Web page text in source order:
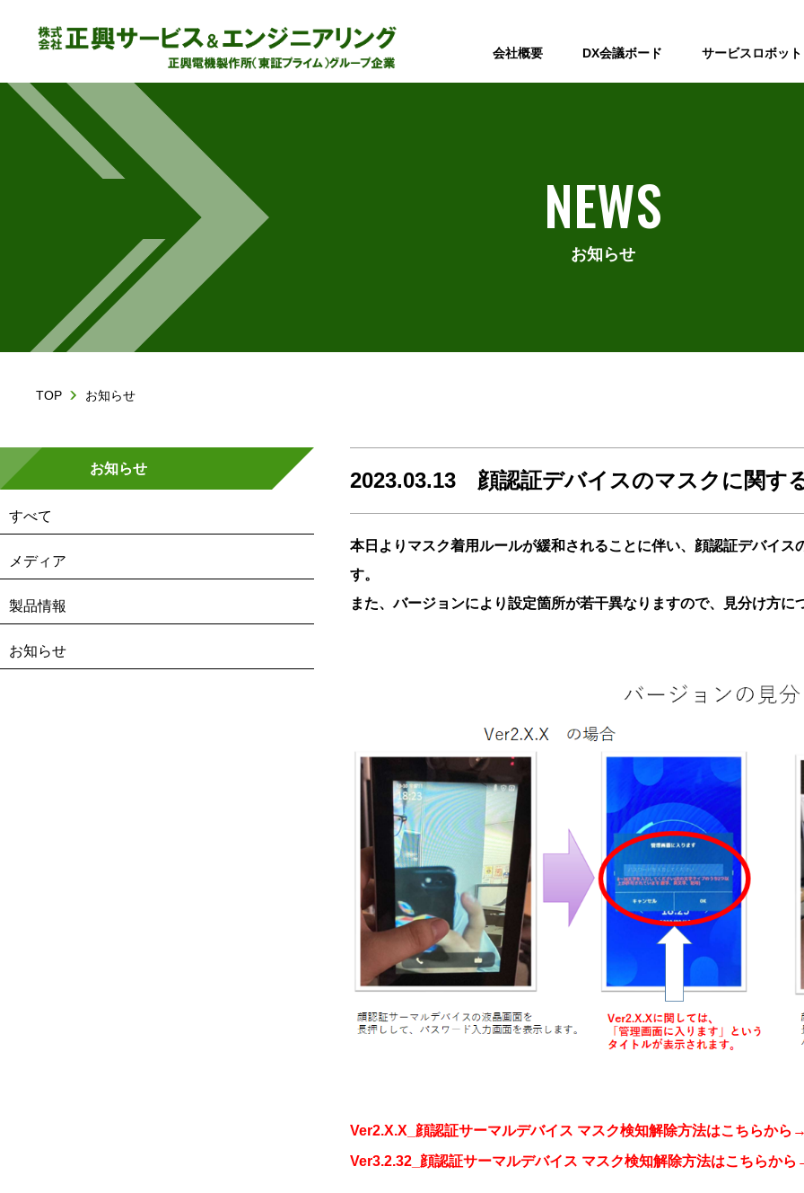
会社概要 DX会議ボード サービスロボット
NEWS
お知らせ
TOP お知らせ
2023.03.13 顔認証デバイスのマスクに関す
本日よりマスク着用ルールが緩和されることに伴い、顔認証デバイ
す。
また、バージョンにより設定箇所が若干異なりますので、見分け方
Ver2.X.X_顔認証サーマルデバイス マスク検知解除方法はこちらから
Ver3.2.32_顔認証サーマルデバイス マスク検知解除方法はこちらか
お知らせ
すべて
メディア
製品情報
お知らせ